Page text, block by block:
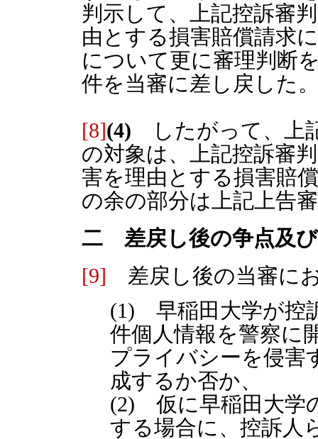
判示して、上記控訴審
由とする損害賠償請求
について更に審理判断
件を当審に差し戻した
[8](4) したがって、上
の対象は、上記控訴審
害を理由とする損害賠
の余の部分は上記上告
二 差戻し後の争点及
[9] 差戻し後の当審に
(1) 早稲田大学が控
件個人情報を警察に
プライバシーを侵害
成するか否か、
(2) 仮に早稲田大学
する場合に、控訴人